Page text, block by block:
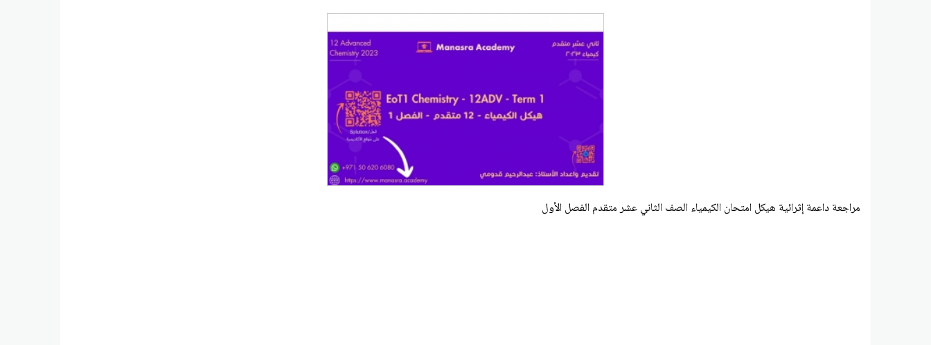
مراجعة داعمة إثرائية هيكل امتحان الكيمياء الصف الثاني عشر متقدم الفصل الأول